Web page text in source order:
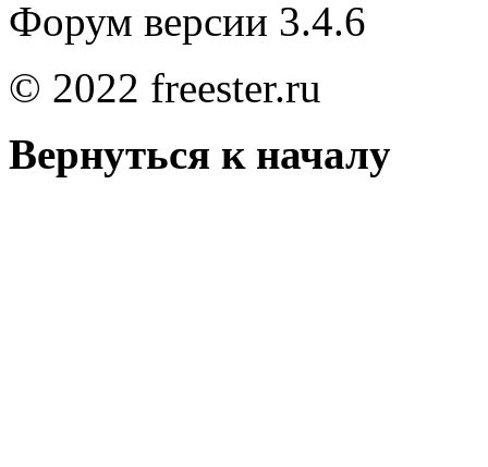
Форум версии 3.4.6
© 2022 freester.ru
Вернуться к началу